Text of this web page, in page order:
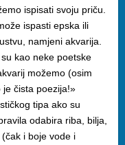
ispisati svoju priču.
ispasti epska ili
namjeni akvarija.
kao neke poetske
možemo (osim
je čista poezija!»
tipa ako su
odabira riba, bilja,
i boje vode i